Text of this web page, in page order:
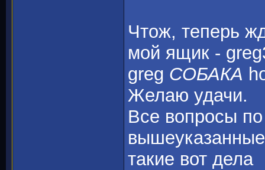
Чтож, теперь
мой ящик -
greg СОБАКА
Желаю удачи.
Все вопросы
такие вот дела